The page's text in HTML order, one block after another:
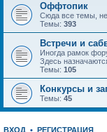
Оффтопик
Сюда все темы,
Темы: 393
Встречи и
Иногда рамок
Здесь
Темы: 105
Конкурсы и
Темы: 45
ВХОД • РЕГИСТРАЦИЯ